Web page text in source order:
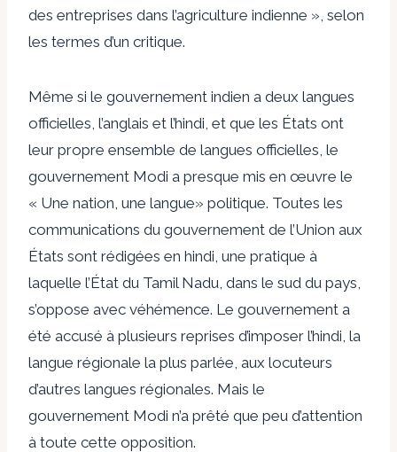
des entreprises dans l’agriculture indienne », selon
les termes d’un critique.
Même si le gouvernement indien a deux langues
officielles, l’anglais et l’hindi, et que les États ont
leur propre ensemble de langues officielles, le
gouvernement Modi a presque mis en œuvre le
« Une nation, une langue» politique. Toutes les
communications du gouvernement de l’Union aux
États sont rédigées en hindi, une pratique à
laquelle l’État du Tamil Nadu, dans le sud du pays,
s’oppose avec véhémence. Le gouvernement a
été accusé à plusieurs reprises d’imposer l’hindi, la
langue régionale la plus parlée, aux locuteurs
d’autres langues régionales. Mais le
gouvernement Modi n’a prêté que peu d’attention
à toute cette opposition.